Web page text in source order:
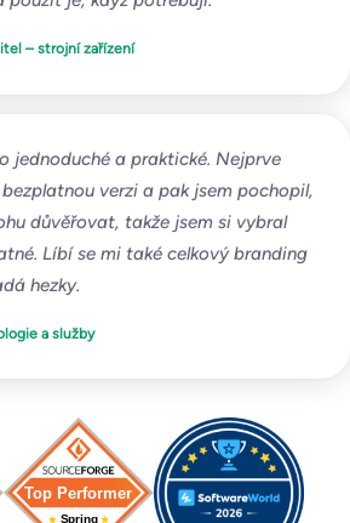
– strojní zařízení
jednoduché a praktické. Nejprve
verzi a pak jsem pochopil,
důvěřovat, takže jsem si vybral
Líbí se mi také celkový branding
hezky.
a služby